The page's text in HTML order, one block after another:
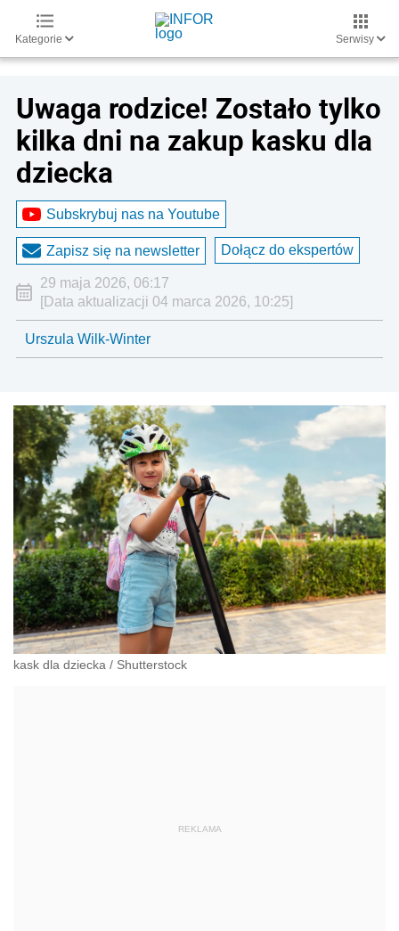
Kategorie Serwisy
Uwaga rodzice! Zostało tylko
kilka dni na zakup kasku dla
dziecka
Subskrybuj nas na Youtube
Zapisz się na newsletter Dołącz do ekspertów
29 maja 2026, 06:17
[Data aktualizacji 04 marca 2026, 10:25]
Urszula Wilk-Winter
kask dla dziecka / Shutterstock